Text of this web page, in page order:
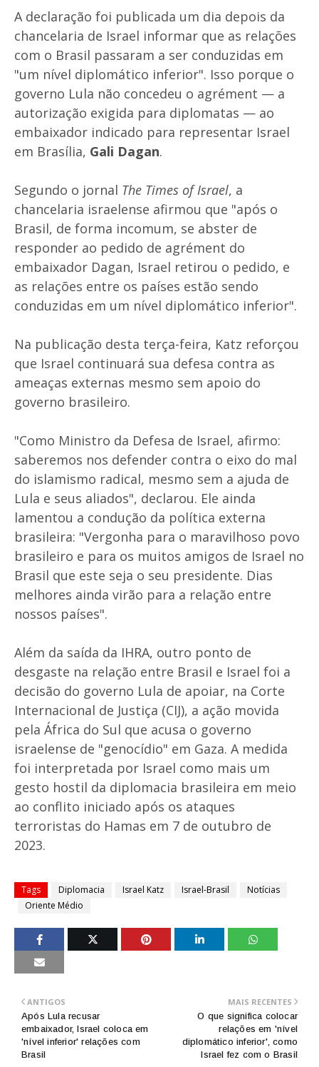
A declaração foi publicada um dia depois da
chancelaria de Israel informar que as relações
com o Brasil passaram a ser conduzidas em
"um nível diplomático inferior". Isso porque o
governo Lula não concedeu o agrément — a
autorização exigida para diplomatas — ao
embaixador indicado para representar Israel
em Brasília, Gali Dagan.
Segundo o jornal The Times of Israel, a
chancelaria israelense afirmou que "após o
Brasil, de forma incomum, se abster de
responder ao pedido de agrément do
embaixador Dagan, Israel retirou o pedido, e
as relações entre os países estão sendo
conduzidas em um nível diplomático inferior".
Na publicação desta terça-feira, Katz reforçou
que Israel continuará sua defesa contra as
ameaças externas mesmo sem apoio do
governo brasileiro.
"Como Ministro da Defesa de Israel, afirmo:
saberemos nos defender contra o eixo do mal
do islamismo radical, mesmo sem a ajuda de
Lula e seus aliados", declarou. Ele ainda
lamentou a condução da política externa
brasileira: "Vergonha para o maravilhoso povo
brasileiro e para os muitos amigos de Israel no
Brasil que este seja o seu presidente. Dias
melhores ainda virão para a relação entre
nossos países".
Além da saída da IHRA, outro ponto de
desgaste na relação entre Brasil e Israel foi a
decisão do governo Lula de apoiar, na Corte
Internacional de Justiça (CIJ), a ação movida
pela África do Sul que acusa o governo
israelense de "genocídio" em Gaza. A medida
foi interpretada por Israel como mais um
gesto hostil da diplomacia brasileira em meio
ao conflito iniciado após os ataques
terroristas do Hamas em 7 de outubro de
2023.
Tags Diplomacia Israel Katz Israel-Brasil
Notícias
Oriente Médio
MAIS RECENTES
O que significa colocar
relações em 'nível
diplomático inferior', como
Israel fez com o Brasil
ANTIGOS
Após Lula recusar
embaixador, Israel coloca em
'nível inferior' relações com
Brasil